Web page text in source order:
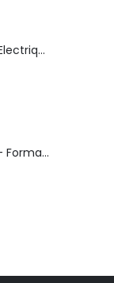
CYKLOS ECR 40 Electrique - Format A3, plusieurs unités coupe
DUPLO DFC-102 - Format max. SRA3 - épaisseur de 50 à 130g/m